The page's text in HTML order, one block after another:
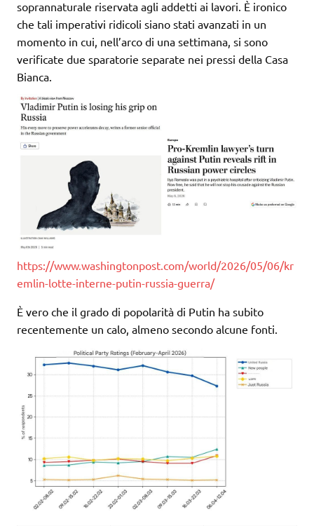
soprannaturale riservata agli addetti ai lavori. È ironico
che tali imperativi ridicoli siano stati avanzati in un
momento in cui, nell’arco di una settimana, si sono
verificate due sparatorie separate nei pressi della Casa
Bianca.
https://www.washingtonpost.com/world/2026/05/06/kr
emlin-lotte-interne-putin-russia-guerra/
È vero che il grado di popolarità di Putin ha subito
recentemente un calo, almeno secondo alcune fonti.